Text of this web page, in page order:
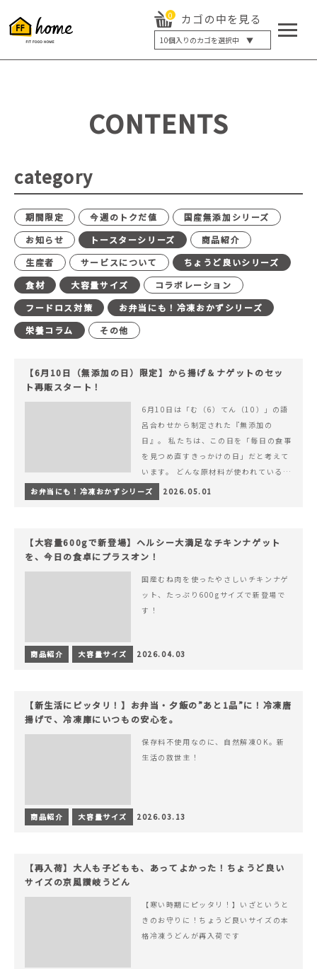
0 カゴの中を見る
10個入りのカゴを選択中 ▼
5個入り
20個入り
最大12%OFF
CONTENTS
category
期間限定 今週のトクだ値
国産無添加シリーズ
お知らせ
トースターシリーズ
商品紹介
生産者
サービスについて
ちょうど良いシリーズ
食材
大容量サイズ
コラボレーション
フードロス対策
お弁当にも！冷凍おかずシリーズ
栄養コラム
その他
【6月10日（無添加の日）限定】から揚げ＆ナゲットのセッ
ト再販スタート！
6月10日は「む（6）てん（10）」の語
呂合わせから制定された『無添加の
日』。 私たちは、この日を「毎日の食事
を見つめ直すきっかけの日」だと考えて
います。 どんな原材料が使われているの
か。 どのようにつくられているのか。&
hellip; 続きを読む 【6月10日（無添加
お弁当にも！冷凍おかずシリーズ 2026.05.01
【大容量600gで新登場】ヘルシー大満足なチキンナゲット
を、今日の食卓にプラスオン！
国産むね肉を使ったやさしいチキンナゲ
ット、たっぷり600gサイズで新登場で
す！
商品紹介 大容量サイズ 2026.04.03
【新生活にピッタリ！】お弁当・夕飯の”あと1品”に！冷凍唐
揚げで、冷凍庫にいつもの安心を。
保存料不使用なのに、自然解凍OK。新
生活の救世主！
商品紹介 大容量サイズ 2026.03.13
【再入荷】大人も子どもも、あってよかった！ちょうど良い
サイズの京風讃岐うどん
【寒い時期にピッタリ！】いざというと
きのお守りに！ちょうど良いサイズの本
格冷凍うどんが再入荷です